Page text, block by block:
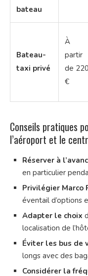
bateau
Bateau-
taxi privé
À
partir
de 220
€
Conseils pratiques
l’aéroport et le
Réserver à
en particulier
Privilégier Marco
éventail d’options
Adapter le choix
localisation de
Éviter les bus de
longs avec des
Considérer la